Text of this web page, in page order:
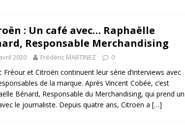
: Un café avec… Raphaëlle
Responsable Merchandising
2020 Frédéric MARTINEZ 0
Fréour et Citroën continuent leur série d’interviews avec
de la marque. Après Vincent Cobée, c’est
Bénard, Responsable du Merchandising, qui prend un
le journaliste. Depuis quatre ans, Citroën a […]